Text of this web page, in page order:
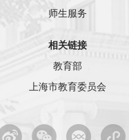
师生服务
相关链接
教育部
上海市教育委员会